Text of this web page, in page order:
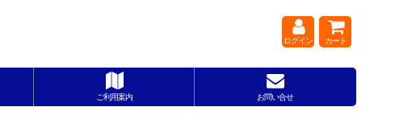
ログイン カート
ご利用案内 お問い合せ